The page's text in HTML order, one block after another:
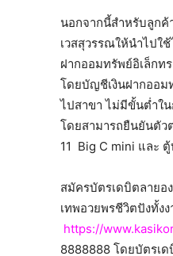
นอกจากนี้สำหรับลูกค้
เวสสุวรรณให้นำไปใ
ฝากออมทรัพย์อิเล็กท
โดยบัญชีเงินฝากออม
ไปสาขา ไม่มีขั้นต่ำใ
โดยสามารถยืนยันตัว
11 Big C mini และ
สมัครบัตรเดบิตลายอ
เทพอวยพรชีวิตปังทั้ง
https://
8888888 โดยบัตรเ